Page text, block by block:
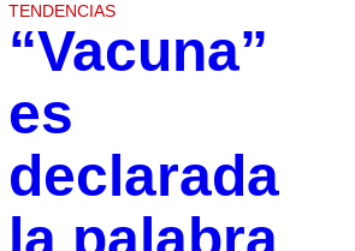
TENDENCIAS
“Vacuna”
es
declarada